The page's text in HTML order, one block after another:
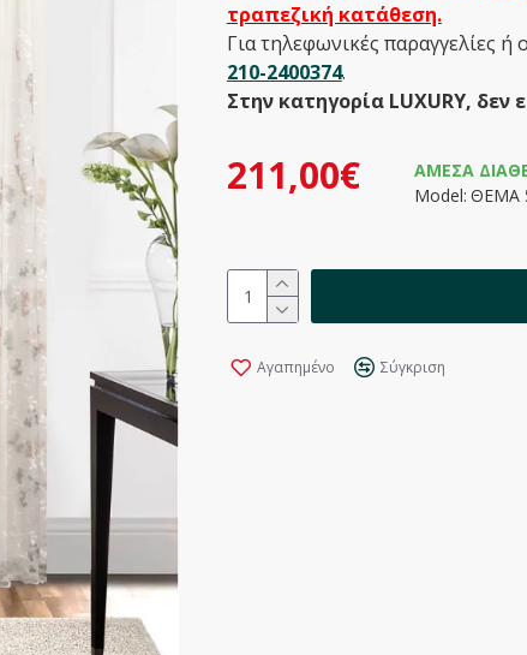
τραπεζική κατάθεση.
Για τηλεφωνικές παραγγελίες
210-2400374.
Στην κατηγορία LUXURY,
211,00€
ΆΜΕΣΑ
Model: ΘΕΜΑ
Αγαπημένο Σύγκριση